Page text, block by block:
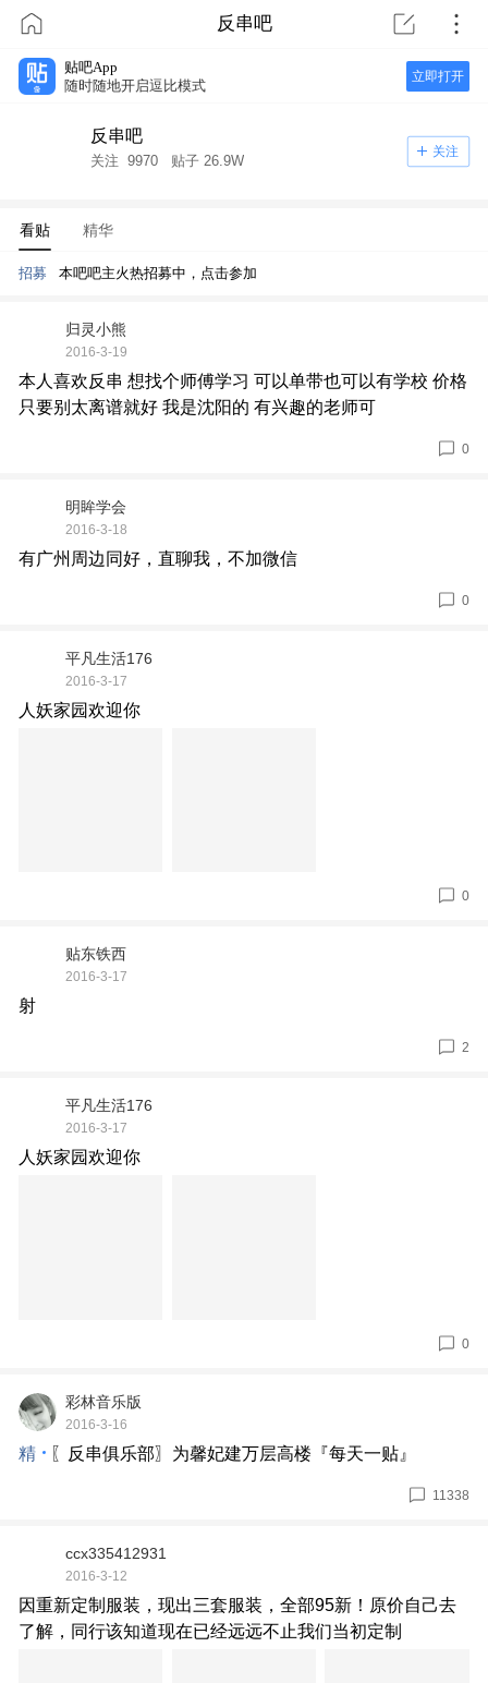
反串吧
贴吧App
随时随地开启逗比模式
立即打开
反串吧
关注 9970 贴子 26.9W
关注
看贴 精华
招募 本吧吧主火热招募中，点击参加
归灵小熊
2016-3-19
本人喜欢反串 想找个师傅学习 可以单带也可以有学校 价格
只要别太离谱就好 我是沈阳的 有兴趣的老师可
0
明眸学会
2016-3-18
有广州周边同好，直聊我，不加微信
0
平凡生活176
2016-3-17
人妖家园欢迎你
0
贴东铁西
2016-3-17
射
2
平凡生活176
2016-3-17
人妖家园欢迎你
0
彩林音乐版
2016-3-16
精 〖反串俱乐部〗为馨妃建万层高楼『每天一贴』
11338
ccx335412931
2016-3-12
因重新定制服装，现出三套服装，全部95新！原价自己去
了解，同行该知道现在已经远远不止我们当初定制